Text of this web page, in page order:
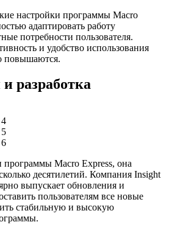
настройки программы Macro
адаптировать работу
потребности пользователя.
и удобство использования
повышаются.
разработка
программы Macro Express, она
десятилетий. Компания Insight
выпускает обновления и
пользователям все новые
стабильную и высокую